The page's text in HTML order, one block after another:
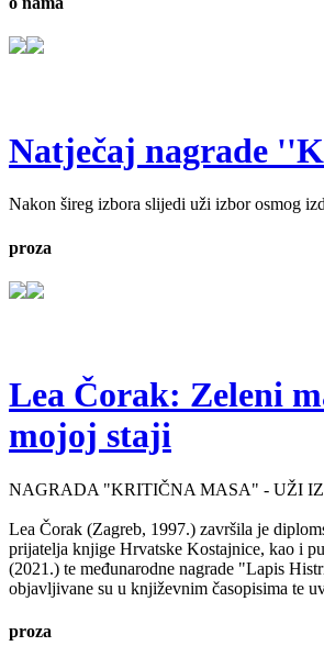
Natječaj nagrade
Nakon šireg izbora slijedi uži izbor osmog
proza
Lea Čorak: Zeleni
mojoj staji
NAGRADA "KRITIČNA MASA" - UŽI
Lea Čorak (Zagreb, 1997.) završila je
prijatelja knjige Hrvatske Kostajnice, kao i
(2021.) te međunarodne nagrade "Lapis
objavljivane su u književnim časopisima te
proza